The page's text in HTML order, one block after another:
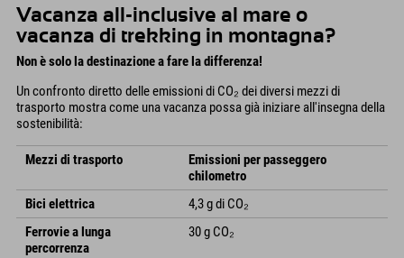
Vacanza all-inclusive al mare o
vacanza di trekking in montagna?
Non è solo la destinazione a fare la differenza!
Un confronto diretto delle emissioni di CO₂ dei diversi mezzi di
trasporto mostra come una vacanza possa già iniziare all'insegna della
sostenibilità:
Mezzi di trasporto
Emissioni per passeggero
chilometro
Bici elettrica
4,3 g di CO₂
Ferrovie a lunga
percorrenza
30 g CO₂